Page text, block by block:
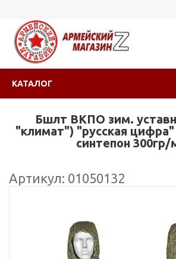
КАТАЛОГ
Бшлт ВКПО зим.
"климат") "русская
синтепон 300гр/
Артикул: 01050132